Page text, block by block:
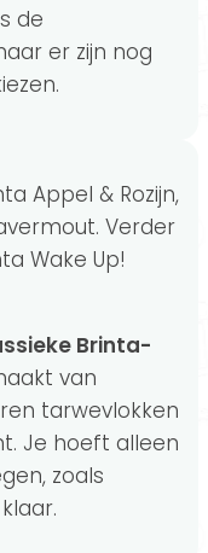
de
er zijn nog
Appel & Rozijn,
Verder
Wake Up!
Brinta-
van
tarwevlokken
Je hoeft alleen
zoals